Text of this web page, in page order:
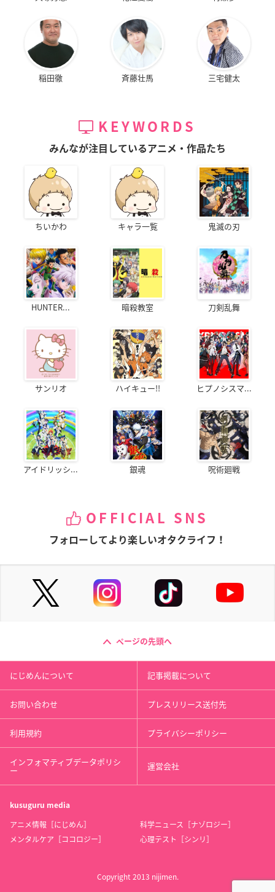
稲田徹 斉藤壮馬 三宅健太
KEYWORDS
みんなが注目しているアニメ・作品たち
ちいかわ キャラ一覧 鬼滅の刃
HUNTER... 暗殺教室 刀剣乱舞
サンリオ ハイキュー!! ヒプノシスマ...
アイドリッシ... 銀魂 呪術廻戦
OFFICIAL SNS
フォローしてより楽しいオタクライフ！
ページの先頭へ
にじめんについて 記事掲載について
お問い合わせ プレスリリース送付先
利用規約 プライバシーポリシー
インフォマティブデータポリシ
ー 運営会社
kusuguru media
アニメ情報［にじめん］
科学ニュース［ナゾロジー］
メンタルケア［ココロジー］
心理テスト［シンリ］
Copyright 2013 nijimen.